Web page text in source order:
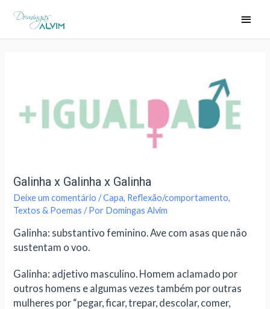
Galinha x Galinha x Galinha
Deixe um comentário /Capa, Reflexão/comportamento,
Textos & Poemas / Por Domingas Alvim
Galinha: substantivo feminino. Ave com asas que não
sustentam o voo.
Galinha: adjetivo masculino. Homem aclamado por
outros homens e algumas vezes também por outras
mulheres por “pegar, ficar, trepar, descolar, comer,